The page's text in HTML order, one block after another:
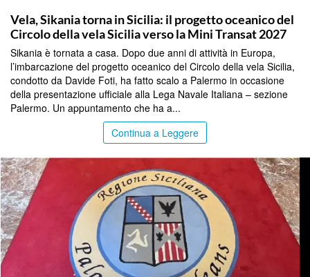
Vela, Sikania torna in Sicilia: il progetto oceanico del
Circolo della vela Sicilia verso la Mini Transat 2027
Sikania è tornata a casa. Dopo due anni di attività in Europa,
l’imbarcazione del progetto oceanico del Circolo della vela Sicilia,
condotto da Davide Foti, ha fatto scalo a Palermo in occasione
della presentazione ufficiale alla Lega Navale Italiana – sezione
Palermo. Un appuntamento che ha a...
Continua a Leggere